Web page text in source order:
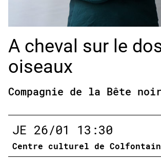
A cheval sur le
oiseaux
Compagnie de la Bête
JE 26/01 13:30
Centre culturel de